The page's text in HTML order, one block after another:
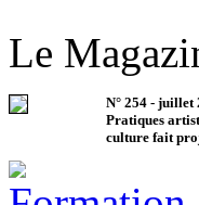
Le
N° 254 - juillet
Pratiques
culture fait